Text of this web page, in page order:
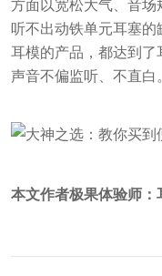
听不出动铁单元耳塞
耳模的产品，都达到了
声音不偏监听、不直白。
本文作者极果体验师：